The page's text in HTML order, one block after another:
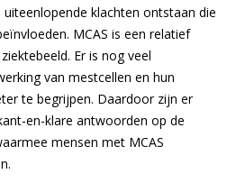
klachten ontstaan die
MCAS is een relatief
Er is nog veel
van mestcellen en hun
te begrijpen. Daardoor zijn er
en-klare antwoorden op de
mensen met MCAS